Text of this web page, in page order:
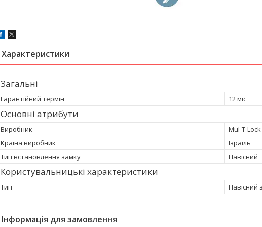
Характеристики
Загальні
Гарантійний термін 12 міс
Основні атрибути
Виробник
Mul-T-Lock
Країна виробник
Ізраїль
Тип встановлення замку
Навісний
Користувальницькі характеристики
Тип Навісний
Інформація для замовлення